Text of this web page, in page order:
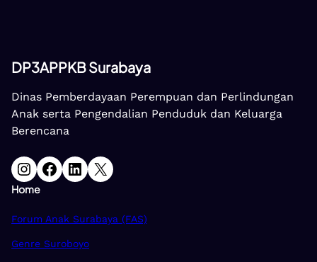
DP3APPKB Surabaya
Dinas Pemberdayaan Perempuan dan Perlindungan
Anak serta Pengendalian Penduduk dan Keluarga
Berencana
Instagram Facebook LinkedIn X
Home
Forum Anak Surabaya (FAS)
Genre Suroboyo